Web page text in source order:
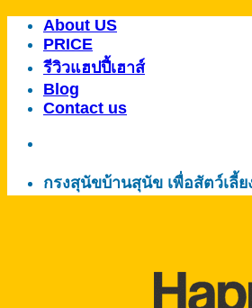
ข้าม
เนื้อหา
About US
PRICE
รีวิวแฮปปี้เฮาส์
Blog
Contact us
กรงสุนัขบ้านสุนัข เพื่อสัตว์เลี้